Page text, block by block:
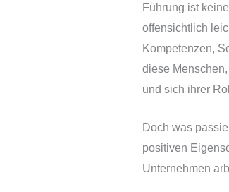
Führung ist
offensichtlich
Kompetenzen,
diese
und sich ihrer
Doch was
positiven
Unternehmen